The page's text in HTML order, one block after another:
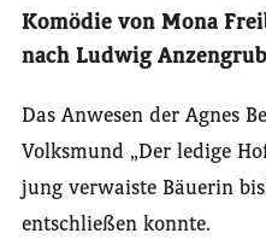
Komödie von Mona
nach Ludwig
Das Anwesen der Agnes
Volksmund „Der ledige
jung verwaiste Bäuerin
entschließen konnte.